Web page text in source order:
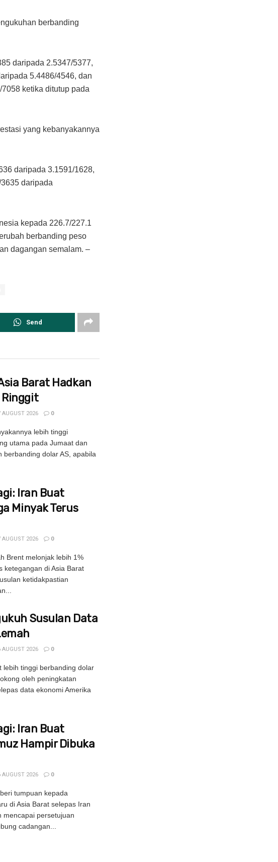
berbanding
daripada 2.5347/5377,
5.4486/4546, dan
ketika ditutup pada
yang kebanyakannya
daripada 3.1591/1628,
daripada
kepada 226.7/227.1
berbanding peso
dagangan semalam. –
Send
Barat Hadkan
2026 0
lebih tinggi
utama pada Jumaat dan
berbanding dolar AS, apabila
Iran Buat
Minyak Terus
2026 0
Brent melonjak lebih 1%
ketegangan di Asia Barat
ketidakpastian
Susulan Data
2026 0
lebih tinggi berbanding dolar
oleh peningkatan
data ekonomi Amerika
Iran Buat
Hampir Dibuka
2026 0
tumpuan kepada
di Asia Barat selepas Iran
mencapai persetujuan
cadangan...